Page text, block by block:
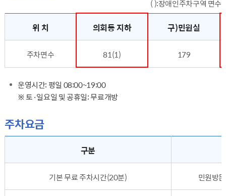
( ):장애인주차구역 면수
위 치 의회동 지하 구)민원실
주차면수 81(1) 179
운영시간: 평일 08:00~19:00
※ 토·일요일 및 공휴일: 무료개방
주차요금
구분
기본 무료 주차시간(20분) 민원방